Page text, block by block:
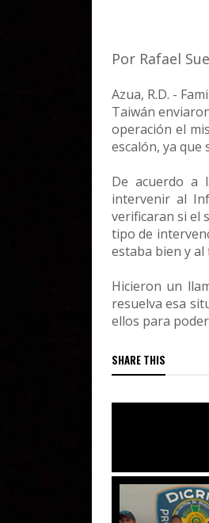
Por Rafael
Azua, R.D. -
Taiwán
operación el
escalón, ya
De acuerdo a
intervenir al
verificaran si el
tipo de
estaba bien y
Hicieron un
resuelva esa
ellos para
SHARE THIS